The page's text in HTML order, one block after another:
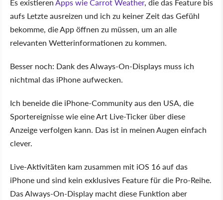
aufs Letzte ausreizen und ich zu keiner Zeit das Gefühl
bekomme, die App öffnen zu müssen, um an alle
relevanten Wetterinformationen zu kommen.
Besser noch: Dank des Always-On-Displays muss ich
nichtmal das iPhone aufwecken.
Ich beneide die iPhone-Community aus den USA, die
Sportereignisse wie eine Art Live-Ticker über diese
Anzeige verfolgen kann. Das ist in meinen Augen einfach
clever.
Live-Aktivitäten kam zusammen mit iOS 16 auf das
iPhone und sind kein exklusives Feature für die Pro-Reihe.
Das Always-On-Display macht diese Funktion aber